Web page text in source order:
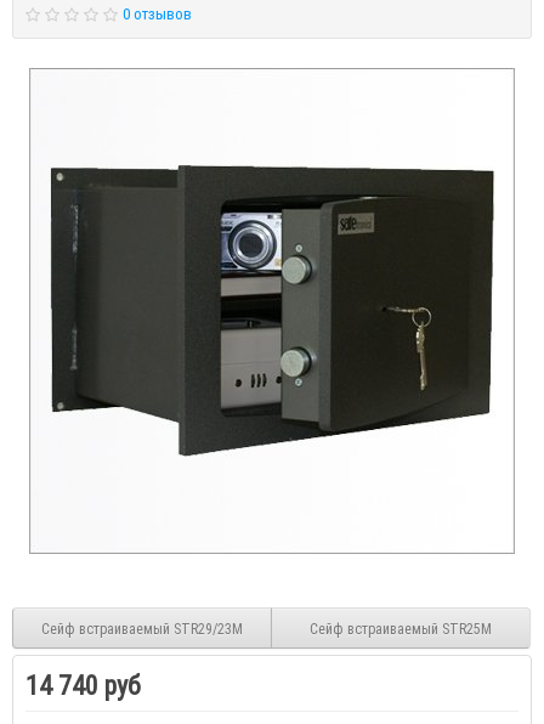
0 отзывов
Сейф встраиваемый STR29/23M Сейф встраиваемый STR25M
14 740 руб